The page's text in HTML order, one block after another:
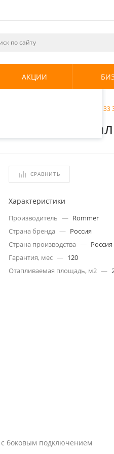
и
использования.
.
АКЦИИ
Rommer Compact
радиатор
СРАВНИТЬ
Характеристики
Производитель — Rommer
Страна бренда — Россия
Страна производства — Россия
Гарантия, мес — 120
Отапливаемая площадь, м2 —
боковым подключением